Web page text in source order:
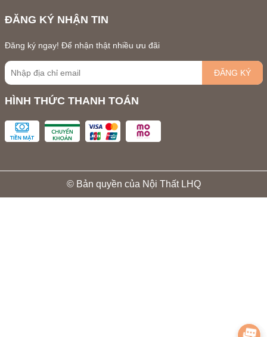
ĐĂNG KÝ NHẬN TIN
Đăng ký ngay! Để nhận thật nhiều ưu đãi
ĐĂNG KÝ
HÌNH THỨC THANH TOÁN
© Bản quyền của Nội Thất LHQ